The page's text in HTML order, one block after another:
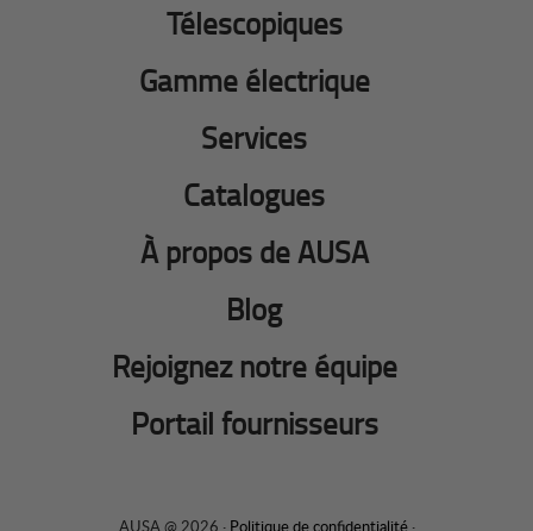
Télescopiques
Gamme électrique
Services
Catalogues
À propos de AUSA
Blog
Rejoignez notre équipe
Portail fournisseurs
AUSA @ 2026 · Politique de confidentialité·